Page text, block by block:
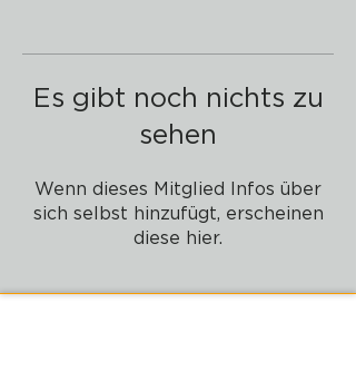
Es gibt noch nichts zu
sehen
Wenn dieses Mitglied Infos über
sich selbst hinzufügt, erscheinen
diese hier.